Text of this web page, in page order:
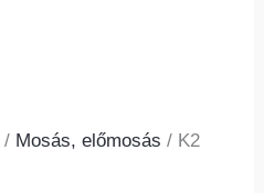
/ Mosás, előmosás / K2